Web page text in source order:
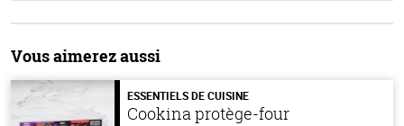
Vous aimerez aussi
ESSENTIELS DE CUISINE
Cookina protège-four